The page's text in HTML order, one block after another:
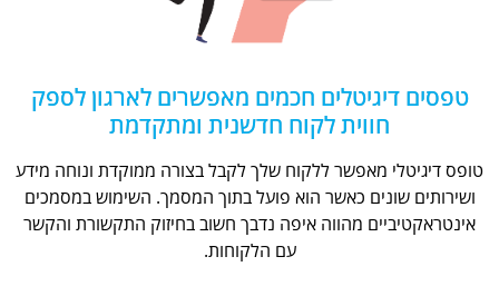
טפסים דיגיטלים חכמים מאפשרים לארגון לספק
חווית לקוח חדשנית ומתקדמת
טופס דיגיטלי מאפשר ללקוח שלך לקבל בצורה ממוקדת ונוחה מידע
ושירותים שונים כאשר הוא פועל בתוך המסמך. השימוש במסמכים
אינטראקטיביים מהווה איפה נדבך חשוב בחיזוק התקשורת והקשר
עם הלקוחות.